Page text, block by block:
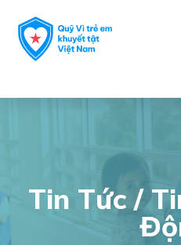
Tin Tức /